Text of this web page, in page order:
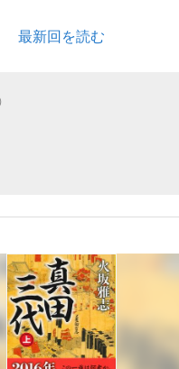
が証言した“NPB聞...
最新回を読む